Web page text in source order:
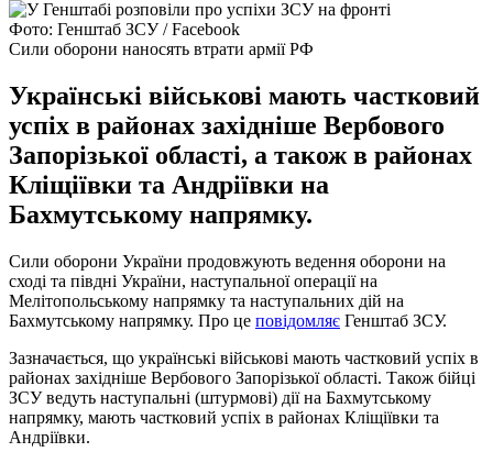
Фото: Генштаб ЗСУ / Facebook
Сили оборони наносять втрати армії РФ
Українські військові мають частковий
успіх в районах західніше Вербового
Запорізької області, а також в районах
Кліщіївки та Андріївки на
Бахмутському напрямку.
Сили оборони України продовжують ведення оборони на
сході та півдні України, наступальної операції на
Мелітопольському напрямку та наступальних дій на
Бахмутському напрямку. Про це повідомляє Генштаб ЗСУ.
Зазначається, що українські військові мають частковий успіх в
районах західніше Вербового Запорізької області. Також бійці
ЗСУ ведуть наступальні (штурмові) дії на Бахмутському
напрямку, мають частковий успіх в районах Кліщіївки та
Андріївки.